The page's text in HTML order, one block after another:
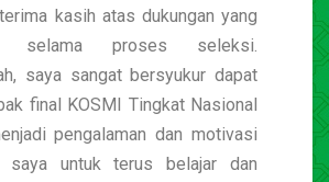
kasih atas dukungan yang
selama proses seleksi.
saya sangat bersyukur dapat
final KOSMI Tingkat Nasional
pengalaman dan motivasi
saya untuk terus belajar dan